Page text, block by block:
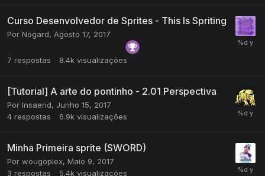
Curso Desenvolvedor de Sprites - This Is Spriting
Por Nogard, Agosto 17, 2017
7 respostas 8.4k visualizações
[Tutorial] A arte do pontinho - 2.01 Perspectiva
Por Insaend, Junho 15, 2017
4 respostas 6.9k visualizações
Minha Primeira sprite (SWORD)
Por wougoplex, Maio 9, 2017
3 respostas 5.4k visualizações